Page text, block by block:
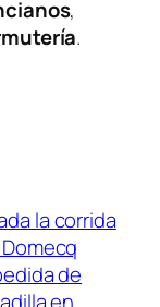
,
.
la corrida
de
en